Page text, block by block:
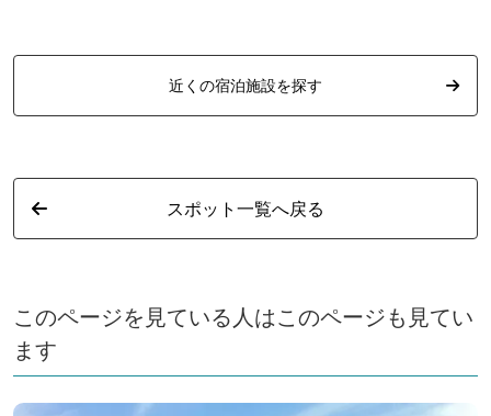
近くの宿泊施設を探す
スポット一覧へ戻る
このページを見ている人はこのページも見てい
ます